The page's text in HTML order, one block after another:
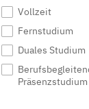
Vollzeit
Fernstudium
Duales Studium
Präsenzstudium